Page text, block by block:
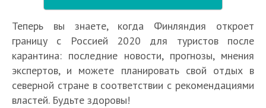
Теперь вы знаете, когда Финляндия откроет
границу с Россией 2020 для туристов после
карантина: последние новости, прогнозы, мнения
экспертов, и можете планировать свой отдых в
северной стране в соответствии с рекомендациями
властей. Будьте здоровы!